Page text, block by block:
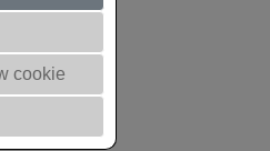
cookie